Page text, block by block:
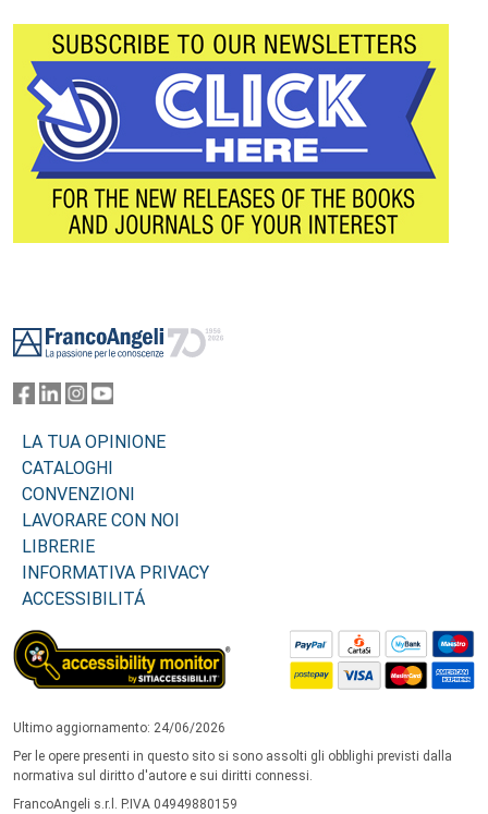
LA TUA OPINIONE
CATALOGHI
CONVENZIONI
LAVORARE CON NOI
LIBRERIE
INFORMATIVA PRIVACY
ACCESSIBILITÁ
Ultimo aggiornamento: 24/06/2026
Per le opere presenti in questo sito si sono assolti gli obblighi previsti dalla
normativa sul diritto d'autore e sui diritti connessi.
FrancoAngeli s.r.l. P.IVA 04949880159